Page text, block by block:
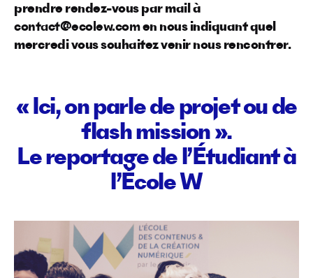
prendre rendez-vous par mail à
contact@ecolew.comen nous indiquant quel
mercredi vous souhaitez venir nous rencontrer.
« Ici, on parle de projet ou de
flash mission ».
Le reportage de l’Étudiant à
l’École W